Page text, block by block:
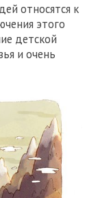
относятся к
этого
детской
и очень